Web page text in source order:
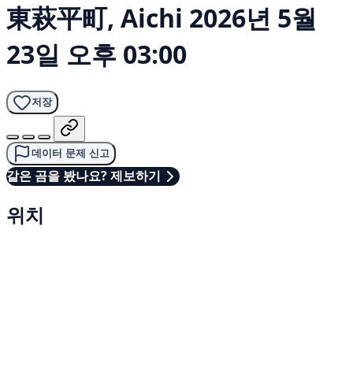
東萩平町, Aichi 2026년 5월
23일 오후 03:00
저장
데이터 문제 신고
같은 곰을 봤나요? 제보하기
위치